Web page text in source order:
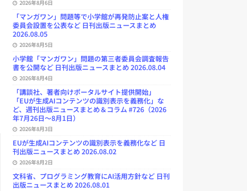
n
e
2026年8月6日
「マンガワン」問題等で小学館が再発防止案と人権
委員会設置を公表など 日刊出版ニュースまとめ
2026.08.05
2026年8月5日
小学館「マンガワン」問題の第三者委員会調査報告
書を公開など 日刊出版ニュースまとめ 2026.08.04
2026年8月4日
「講談社、著者向けポータルサイト提供開始」
「EUが生成AIコンテンツの識別表示を義務化」な
ど、週刊出版ニュースまとめ＆コラム #726（2026
年7月26日～8月1日）
2026年8月3日
EUが生成AIコンテンツの識別表示を義務化など 日
刊出版ニュースまとめ 2026.08.02
2026年8月2日
文科省、プログラミング教育にAI活用方針など 日刊
出版ニュースまとめ 2026.08.01